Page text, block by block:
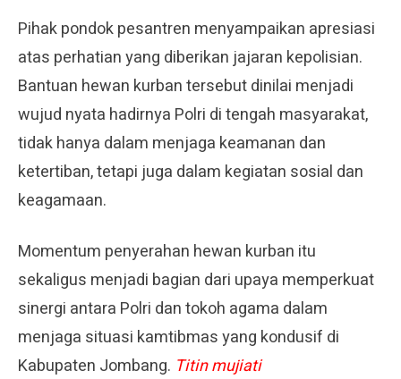
Pihak pondok pesantren menyampaikan apresiasi
atas perhatian yang diberikan jajaran kepolisian.
Bantuan hewan kurban tersebut dinilai menjadi
wujud nyata hadirnya Polri di tengah masyarakat,
tidak hanya dalam menjaga keamanan dan
ketertiban, tetapi juga dalam kegiatan sosial dan
keagamaan.
Momentum penyerahan hewan kurban itu
sekaligus menjadi bagian dari upaya memperkuat
sinergi antara Polri dan tokoh agama dalam
menjaga situasi kamtibmas yang kondusif di
Kabupaten Jombang. Titin mujiati